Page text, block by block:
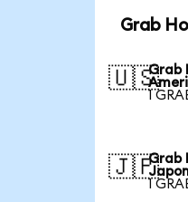
Grab
🇺🇸Grab
1
🇯🇵Grab
1